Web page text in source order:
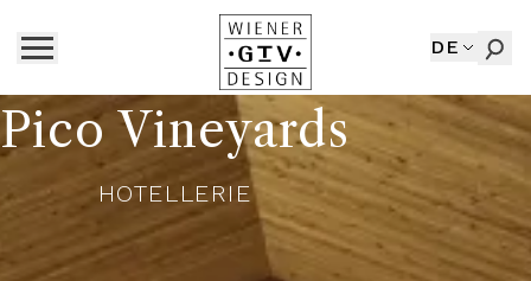
DE
Pico Vineyards
HOTELLERIE